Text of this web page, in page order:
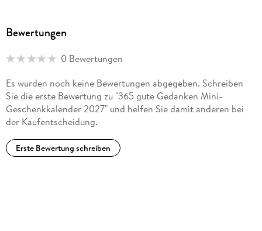
Bewertungen
0 Bewertungen
Es wurden noch keine Bewertungen abgegeben. Schreiben
Sie die erste Bewertung zu "365 gute Gedanken Mini-
Geschenkkalender 2027" und helfen Sie damit anderen bei
der Kaufentscheidung.
Erste Bewertung schreiben